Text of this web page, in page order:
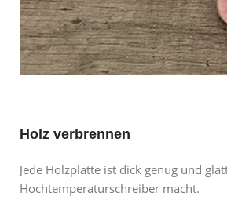
Holz verbrennen
Jede Holzplatte ist dick genug und
Hochtemperaturschreiber macht.